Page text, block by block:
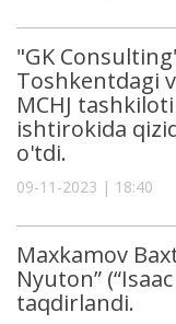
"GK
Toshkentdagi
MCHJ
ishtirokida
o'tdi.
09-11-2023 | 18:40
Maxkamov
Nyuton”
taqdirlandi.